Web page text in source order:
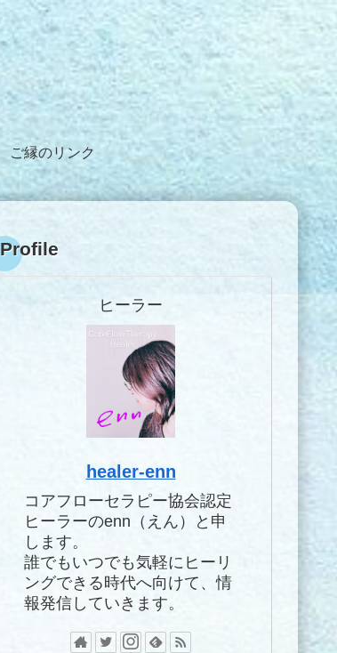
ご縁のリンク
Profile
ヒーラー
healer-enn
コアフローセラピー協会認定
ヒーラーのenn（えん）と申
します。
誰でもいつでも気軽にヒーリ
ングできる時代へ向けて、情
報発信していきます。